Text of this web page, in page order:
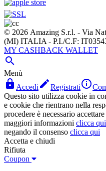
© 2026 Amazing S.r.l. - Via
(MI) ITALIA - P.I./C.F:
MY CASHBACK WALLET

Menù
 Accedi Registrati
Questo sito utilizza cookie in
e cookie che rientrano nella
procedere è necessario
maggiori informazioni clicca qui
negando il consenso clicca qui
Accetta e chiudi
Rifiuta
Coupon